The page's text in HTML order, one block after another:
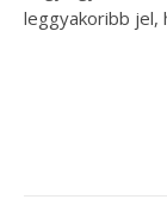
leggyakoribb jel,